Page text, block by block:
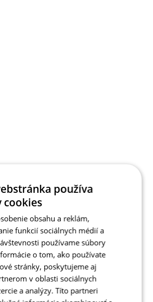
používa
cookies
obsahu a reklám,
funkcií sociálnych médií a
používame súbory
o tom, ako používate
stránky, poskytujeme aj
v oblasti sociálnych
a analýzy. Títo partneri